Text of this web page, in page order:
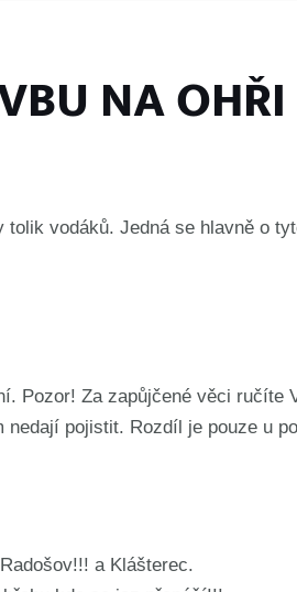
NA OHŘI
vodáků. Jedná se hlavně o
Pozor! Za zapůjčené věci ručíte
pojistit. Rozdíl je pouze u
a Klášterec.